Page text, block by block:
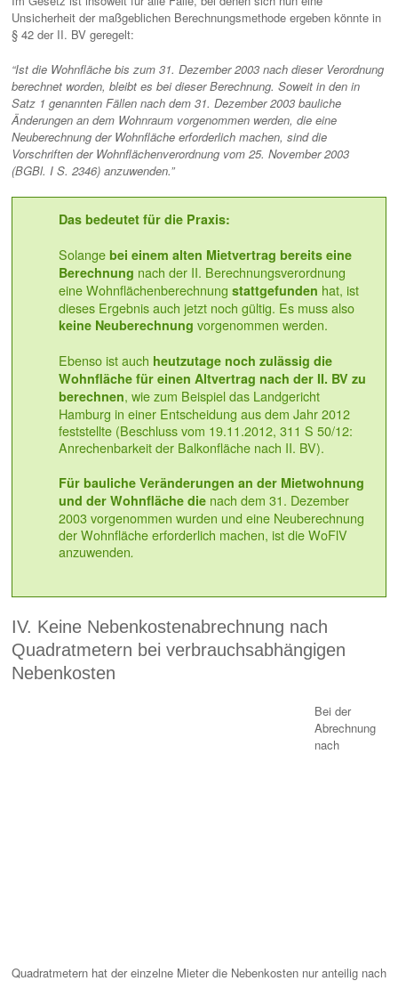
Unsicherheit der maßgeblichen Berechnungsmethode ergeben könnte in
§ 42 der II. BV geregelt:
“Ist die Wohnfläche bis zum 31. Dezember 2003 nach dieser Verordnung
berechnet worden, bleibt es bei dieser Berechnung. Soweit in den in
Satz 1 genannten Fällen nach dem 31. Dezember 2003 bauliche
Änderungen an dem Wohnraum vorgenommen werden, die eine
Neuberechnung der Wohnfläche erforderlich machen, sind die
Vorschriften der Wohnflächenverordnung vom 25. November 2003
(BGBl. I S. 2346) anzuwenden.”
Das bedeutet für die Praxis:
Solange bei einem alten Mietvertrag bereits eine
Berechnung nach der II. Berechnungsverordnung
eine Wohnflächenberechnung stattgefunden hat, ist
dieses Ergebnis auch jetzt noch gültig. Es muss also
keine Neuberechnung vorgenommen werden.
Ebenso ist auch heutzutage noch zulässig die
Wohnfläche für einen Altvertrag nach der II. BV zu
berechnen, wie zum Beispiel das Landgericht
Hamburg in einer Entscheidung aus dem Jahr 2012
feststellte (Beschluss vom 19.11.2012, 311 S 50/12:
Anrechenbarkeit der Balkonfläche nach II. BV).
Für bauliche Veränderungen an der Mietwohnung
und der Wohnfläche die nach dem 31. Dezember
2003 vorgenommen wurden und eine Neuberechnung
der Wohnfläche erforderlich machen, ist die WoFlV
anzuwenden.
IV. Keine Nebenkostenabrechnung nach
Quadratmetern bei verbrauchsabhängigen
Nebenkosten
Bei der
Abrechnung
nach
Quadratmetern hat der einzelne Mieter die Nebenkosten nur anteilig nach